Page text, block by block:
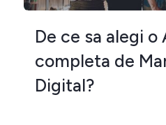
De ce sa alegi o
completa de
Digital?